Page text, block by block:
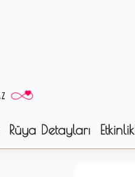
Rüya Detayları